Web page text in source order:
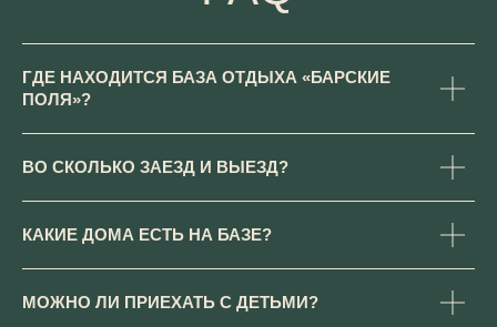
ГДЕ НАХОДИТСЯ БАЗА ОТДЫХА «БАРСКИЕ
ПОЛЯ»?
ВО СКОЛЬКО ЗАЕЗД И ВЫЕЗД?
КАКИЕ ДОМА ЕСТЬ НА БАЗЕ?
МОЖНО ЛИ ПРИЕХАТЬ С ДЕТЬМИ?